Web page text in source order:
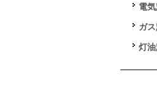
電
ガ
灯